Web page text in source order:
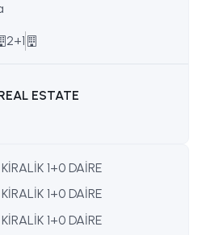
2+1
ESTATE